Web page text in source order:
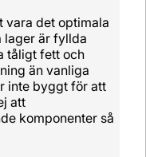
vara det optimala
lager är fyllda
tåligt fett och
än vanliga
inte byggt för att
att
komponenter så